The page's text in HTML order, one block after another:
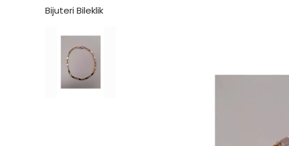
Bijuteri Bileklik